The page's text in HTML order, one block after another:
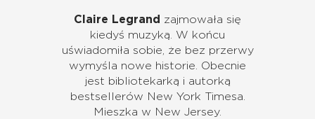
Claire Legrand zajmowała się
kiedyś muzyką. W końcu
uświadomiła sobie, że bez przerwy
wymyśla nowe historie. Obecnie
jest bibliotekarką i autorką
bestsellerów New York Timesa.
Mieszka w New Jersey.